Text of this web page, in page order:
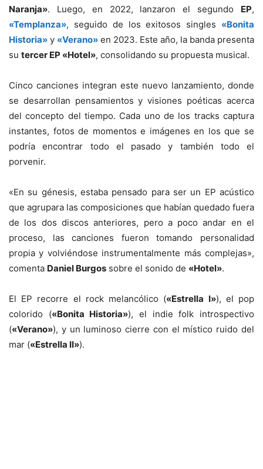
Naranja». Luego, en 2022, lanzaron el segundo EP,
«Templanza», seguido de los exitosos singles «Bonita
Historia» y «Verano» en 2023. Este año, la banda presenta
su tercer EP «Hotel», consolidando su propuesta musical.
Cinco canciones integran este nuevo lanzamiento, donde
se desarrollan pensamientos y visiones poéticas acerca
del concepto del tiempo. Cada uno de los tracks captura
instantes, fotos de momentos e imágenes en los que se
podría encontrar todo el pasado y también todo el
porvenir.
«En su génesis, estaba pensado para ser un EP acústico
que agrupara las composiciones que habían quedado fuera
de los dos discos anteriores, pero a poco andar en el
proceso, las canciones fueron tomando personalidad
propia y volviéndose instrumentalmente más complejas»,
comenta Daniel Burgos sobre el sonido de «Hotel».
El EP recorre el rock melancólico («Estrella I»), el pop
colorido («Bonita Historia»), el indie folk introspectivo
(«Verano»), y un luminoso cierre con el místico ruido del
mar («Estrella II»).